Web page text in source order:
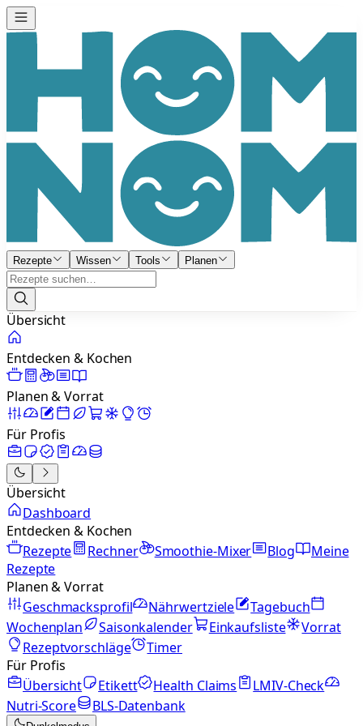
Rezepte Wissen Tools Planen
Übersicht
Entdecken & Kochen
Planen & Vorrat
Für Profis
Übersicht
Dashboard
Entdecken & Kochen
Rezepte
Rechner Smoothie-Mixer Blog
Meine
Rezepte
Planen & Vorrat
Geschmacksprofil
Nährwertziele
Tagebuch
Wochenplan
Saisonkalender Einkaufsliste
Vorrat
Rezeptvorschläge
Timer
Für Profis
Übersicht
Etikett Health Claims
LMIV-Check
Nutri-Score
BLS-Datenbank